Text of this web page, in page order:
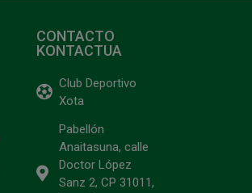
CONTACTO
KONTACTUA
Club Deportivo
Xota
Pabellón
Anaitasuna, calle
Doctor López
Sanz 2, CP 31011,